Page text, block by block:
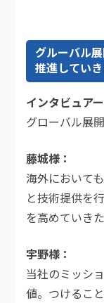
グルーバル
推進していき
インタビュアー
グローバル展
藤城様
海外において
と技術提供を
を高めていき
宇野様
当社のミッシ
値。つけるこ